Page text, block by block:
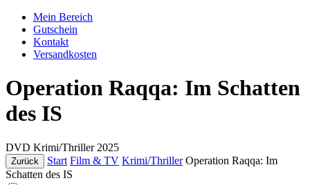
Mein Bereich
Gutschein
Kontakt
Versandkosten
Operation Raqqa: Im Schatten
des IS
DVD Krimi/Thriller 2025
Zurück Start Film & TV Krimi/Thriller Operation Raqqa: Im
Schatten des IS